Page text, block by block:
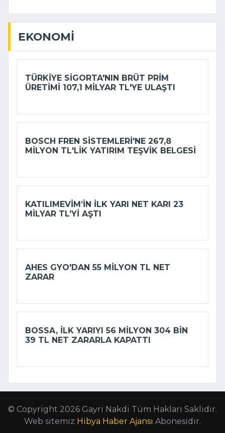
EKONOMI
TÜRKIYE SIGORTA'NIN BRÜT PRIM
ÜRETIMI 107,1 MILYAR TL'YE ULAŞTI
BOSCH FREN SISTEMLERI'NE 267,8
MILYON TL'LIK YATIRIM TEŞVIK BELGESI
KATILIMEVIM’IN ILK YARI NET KARI 23
MILYAR TL’YI AŞTI
AHES GYO'DAN 55 MILYON TL NET
ZARAR
BOSSA, ILK YARIYI 56 MILYON 304 BIN
39 TL NET ZARARLA KAPATTI
© Copyright 2026 Gayri Nakdi Tüm Hakları Saklıdır.
Web sitemiz Hibya Haber Ajansı Abonesidir.